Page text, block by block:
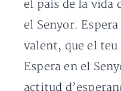
el país de la vida
el Senyor.
valent, que el
Espera en el
actitud